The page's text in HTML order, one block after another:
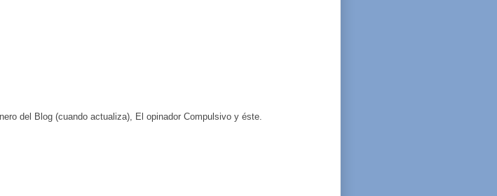
del Blog (cuando actualiza), El opinador Compulsivo y éste.